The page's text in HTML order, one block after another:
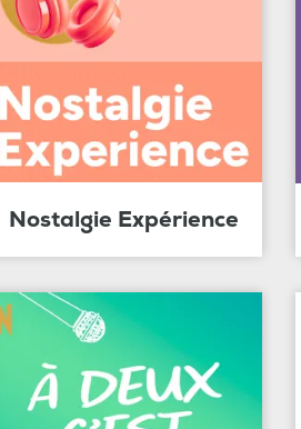
Nostalgie Expérience